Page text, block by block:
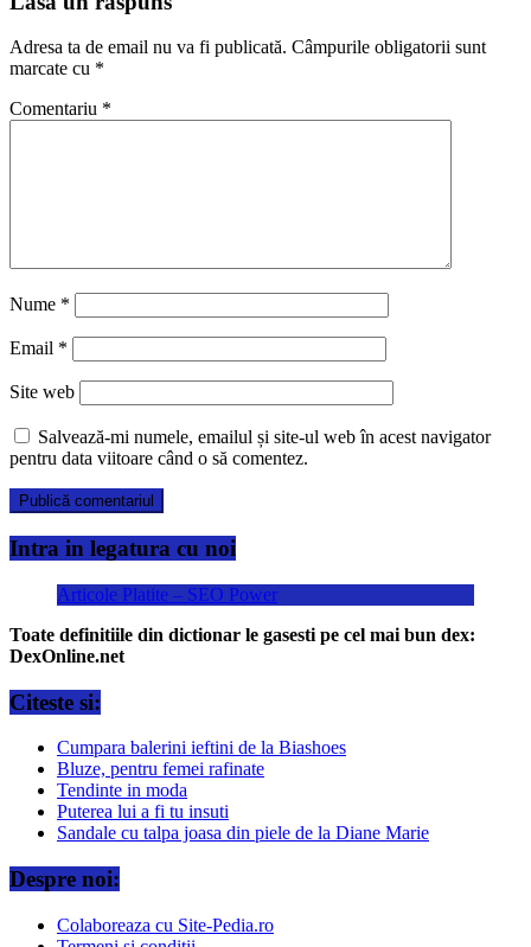
Adresa ta de email nu va fi publicată. Câmpurile obligatorii sunt
marcate cu *
Comentariu *
Nume *
Email *
Site web
Salvează-mi numele, emailul și site-ul web în acest navigator
pentru data viitoare când o să comentez.
Intra in legatura cu noi
Articole Platite – SEO Power
Toate definitiile din dictionar le gasesti pe cel mai bun dex:
DexOnline.net
Citeste si:
Cumpara balerini ieftini de la Biashoes
Bluze, pentru femei rafinate
Tendinte in moda
Puterea lui a fi tu insuti
Sandale cu talpa joasa din piele de la Diane Marie
Despre noi:
Colaboreaza cu Site-Pedia.ro